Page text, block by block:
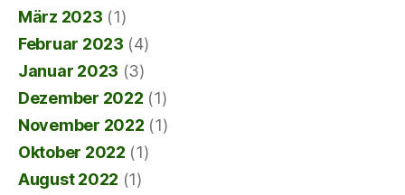
März 2023 (1)
Februar 2023 (4)
Januar 2023 (3)
Dezember 2022 (1)
November 2022 (1)
Oktober 2022 (1)
August 2022 (1)